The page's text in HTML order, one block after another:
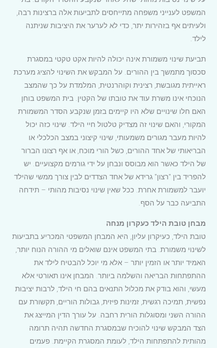
המשפט לענייני משפחה מתייחסים לתביעות אלה ברצינות רבה,
ולעיתים אף בזהירות יתר, כדי לא לערער את היציבות שניתנה
לילד.
תביעת שינוי משמורת אינה יכולה להיות אקט טקטי במסגרת
סכסוך מתמשך בין ההורים. על המבקש את השינוי להציג מערכת
ראייתית מגובשת, רצינית וקוהרנטית, המלמדת על כך שהמצב
הנוכחי אינו משרת עוד את טובתו של הקטין. בית המשפט בוחן
האם חלו שינויים שלא היו קיימים בזמן שנקבע הסדר המשמורת
המקורי, והאם שינוי זה מצדיק טלטול חיי הילד. שינוי כזה יכול
להיות מעבר מגורים משמעותי, שינוי קיצוני במצב הכלכלי או
הבריאותי של אחד ההורים, כשל הורי מוכח, או אף רצונו הברור
של הילד כאשר הוא מבוסס ונבחן על ידי גורמים מקצועיים. יש
להפריד בין "רצון" גרידא של אחד הצדדים לבין צורך ממשי שהילד
יועבר למשמורת אחרת. ככל שאין שינוי נסיבות מהותי – תידחה
התביעה כבר על הסף.
מבחן טובת הילד כעקרון מנחה
טובת הילד, כעיקרון עליון, היא המבחן המשפטי המכריע בתביעות
לשינוי משמורת. בתי המשפט אינם שואלים מי ההורה הנוח יותר,
האמיד יותר או הזמין יותר – אלא מי יוכל להבטיח לילד את
ההתפתחות הבריאה והשלמה ביותר. המבחן אינו תאורטי אלא
מעשי, והוא בודק את מכלול התנאים בהם חי הילד, לרבות יציבות
נפשית, תמיכה רגשית, זמינות פיזית, גבולות הוריים, תקשורת עם
ההורה השני ומסוגלות הורית רחבה. על עורך הדין המייצג את
הצד המבקש שינוי להוכיח שבמסגרת החדשה תהיה תרומה
מהותית להתפתחות הילד, לעומת המסגרת הקיימת. פעמים